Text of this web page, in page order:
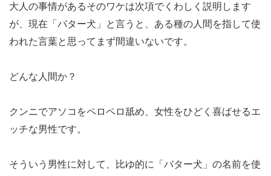
大人の事情があるそのワケは次項でくわしく説明します
が、現在「バター犬」と言うと、ある種の人間を指して使
われた言葉と思ってまず間違いないです。
どんな人間か？
クンニでアソコをペロペロ舐め、女性をひどく喜ばせるエ
ッチな男性です。
そういう男性に対して、比ゆ的に「バター犬」の名前を使